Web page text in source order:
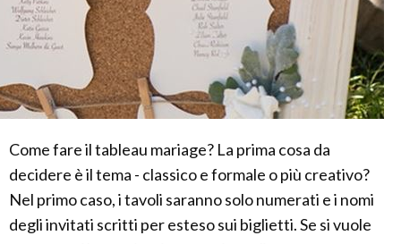
Come fare il tableau mariage? La prima cosa da
decidere è il tema - classico e formale o più creativo?
Nel primo caso, i tavoli saranno solo numerati e i nomi
degli invitati scritti per esteso sui biglietti. Se si vuole